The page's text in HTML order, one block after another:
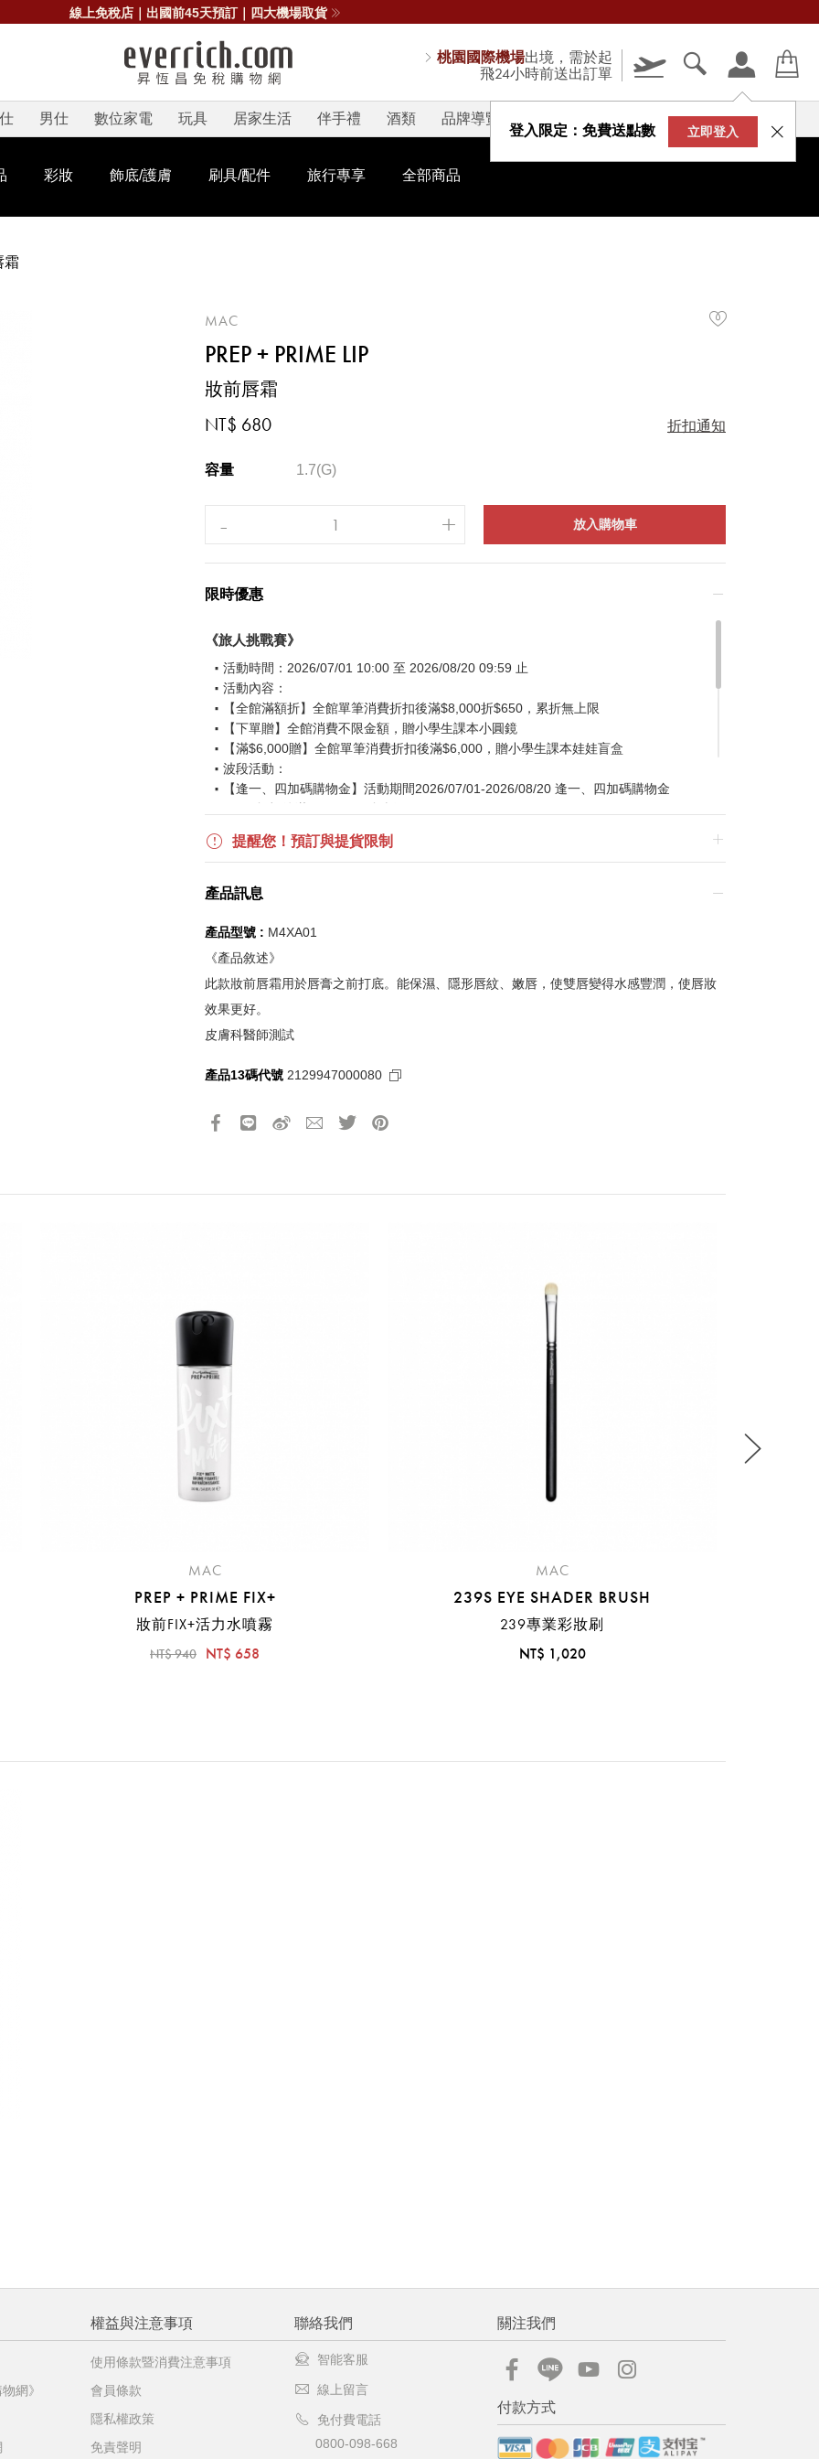
線上免稅店｜出國前45天預訂｜四大機場取貨
桃園國際機場出境，需於起
飛24小時前送出訂單
登入限定：免費送點數 立即登入
男仕 數位家電 玩具 居家生活 伴手禮 酒類 品牌導覽 V-STORY
彩妝 飾底/護膚 刷具/配件 旅行專享 全部商品
桃園國際機場(TPE)
臺北松山機場(TSA)
國際線出境旅客使用
場的下單時間皆不相同，細節或訂購流程指引，請瀏覽
霜
您必須登入才有辦法使用喜愛清單！
MAC
PREP + PRIME LIP
妝前唇霜
NT$ 680 折扣通知
容量 1.7(G)
放入購物車
限時優惠
《旅人挑戰賽》
活動時間：2026/07/01 10:00 至 2026/08/20 09:59 止
活動內容：
【全館滿額折】全館單筆消費折扣後滿$8,000折$650，累折無上限
【下單贈】全館消費不限金額，贈小學生課本小圓鏡
【滿$6,000贈】全館單筆消費折扣後滿$6,000，贈小學生課本娃娃盲盒
波段活動：
【逢一、四加碼購物金】活動期間2026/07/01-2026/08/20 逢一、四加碼購物金
活動詳情請參見
實際折扣金額以系統顯示為準
《網站活動限制說明》
所有活動皆訂單成立時間為準，贈品皆為數量有限，送完為止
所有活動皆以系統自動計算是否達到滿額優惠門檻，以系統計算為準
所有活動皆不可不同訂單相互累計
所有活動昇恆昌股份有限公司保留變更或終止之權利
提醒您！預訂與提貨限制
產品訊息
產品型號 : M4XA01
《產品敘述》
此款妝前唇霜用於唇膏之前打底。能保濕、隱形唇紋、嫩唇，使雙唇變得水感豐潤，使唇妝
效果更好。
皮膚科醫師測試
產品13碼代號 2129947000080
MAC
PREP + PRIME FIX+
妝前FIX+活力水噴霧
NT$ 940 NT$ 658
MAC
239S EYE SHADER BRUSH
239專業彩妝刷
NT$ 1,020
網》
權益與注意事項
使用條款暨消費注意事項
會員條款
隱私權政策
免責聲明
聯絡我們
智能客服
線上留言
免付費電話
0800-098-668
關注我們
付款方式